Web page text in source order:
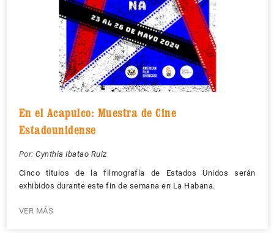
En el Acapulco: Muestra de Cine
Estadounidense
Por: Cynthia Ibatao Ruiz
Cinco títulos de la filmografía de Estados Unidos serán
exhibidos durante este fin de semana en La Habana.
VER MÁS